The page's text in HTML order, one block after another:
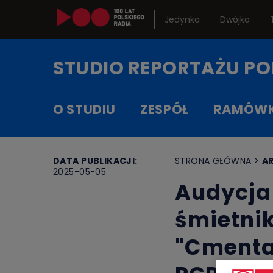
Jedynka Dwójka
STUDIO REPORTAŻU
O STUDIU ZESPÓŁ
DATA PUBLIKACJI:
2025-05-05
STRONA GŁÓWNA >